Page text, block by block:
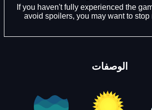
If you haven't fully experienced the
avoid spoilers, you may want to stop
الوصفات